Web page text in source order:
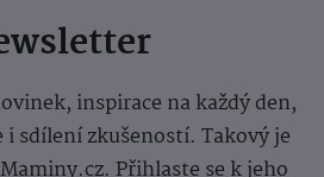
inspirace na každý den,
i sdílení zkušeností. Takový je